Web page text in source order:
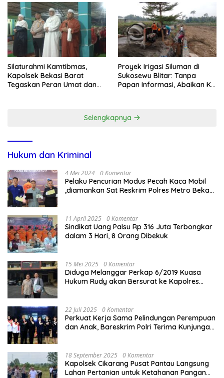
Dugaan Penganiayaan
Pembangunan
Silaturahmi Kamtibmas,
Kapolsek Bekasi Barat
Tegaskan Peran Umat dan
Proyek Irigasi Siluman di
Sukosewu Blitar: Tanpa
Papan Informasi, Abaikan K3,
Selengkapnya
Hukum dan Kriminal
4 Mei 2024 0 Komentar
Pelaku Pencurian Modus Pecah Kaca Mobil
,diamankan Sat Reskrim Polres Metro Bekasi
11 April 2025 0 Komentar
Sindikat Uang Palsu Rp 316 Juta Terbongkar
dalam 3 Hari, 8 Orang Dibekuk
15 Mei 2025 0 Komentar
Diduga Melanggar Perkap 6/2019 Kuasa
Hukum Rudy akan Bersurat ke Kapolres
22 Juli 2025 0 Komentar
Perkuat Kerja Sama Pelindungan Perempuan
dan Anak, Bareskrim Polri Terima Kunjungan
18 September 2025 0 Komentar
Kapolsek Cikarang Pusat Pantau Langsung
Lahan Pertanian untuk Ketahanan Pangan